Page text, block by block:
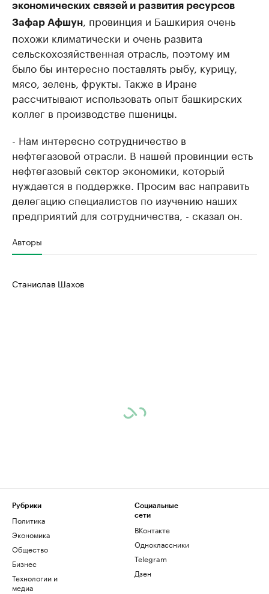
экономических связей и развития ресурсов
Зафар Афшун, провинция и Башкирия очень
похожи климатически и очень развита
сельскохозяйственная отрасль, поэтому им
было бы интересно поставлять рыбу, курицу,
мясо, зелень, фрукты. Также в Иране
рассчитывают использовать опыт башкирских
коллег в производстве пшеницы.
- Нам интересно сотрудничество в
нефтегазовой отрасли. В нашей провинции есть
нефтегазовый сектор экономики, который
нуждается в поддержке. Просим вас направить
делегацию специалистов по изучению наших
предприятий для сотрудничества, - сказал он.
Авторы
Станислав Шахов
Рубрики
Политика
Экономика
Общество
Бизнес
Технологии и
медиа
Социальные
сети
ВКонтакте
Одноклассники
Telegram
Дзен